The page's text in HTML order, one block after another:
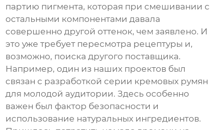
партию пигмента, которая при смешивании с
остальными компонентами давала
совершенно другой оттенок, чем заявлено. И
это уже требует пересмотра рецептуры и,
возможно, поиска другого поставщика.
Например, один из наших проектов был
связан с разработкой серии кремовых румян
для молодой аудитории. Здесь особенно
важен был фактор безопасности и
использование натуральных ингредиентов.